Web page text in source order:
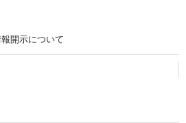
開示について